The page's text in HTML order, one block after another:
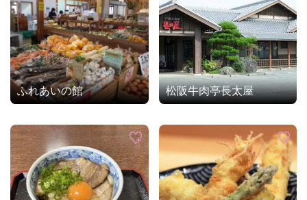
ふれあいの館 松阪牛肉亭長太屋